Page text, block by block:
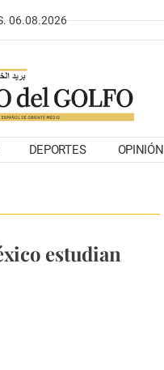
06.08.2026
DEPORTES OPINIÓN
estudian